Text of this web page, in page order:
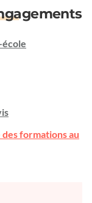
école
formations au